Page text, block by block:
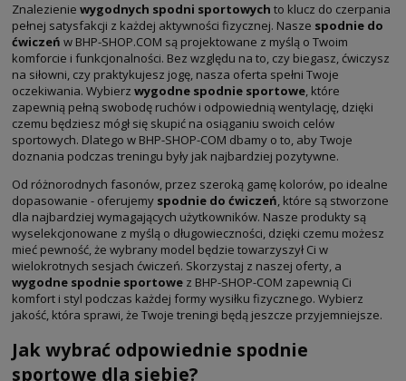
Znalezienie wygodnych spodni sportowych to klucz do czerpania
pełnej satysfakcji z każdej aktywności fizycznej. Nasze spodnie do
ćwiczeń w BHP-SHOP.COM są projektowane z myślą o Twoim
komforcie i funkcjonalności. Bez względu na to, czy biegasz, ćwiczysz
na siłowni, czy praktykujesz jogę, nasza oferta spełni Twoje
oczekiwania. Wybierz wygodne spodnie sportowe, które
zapewnią pełną swobodę ruchów i odpowiednią wentylację, dzięki
czemu będziesz mógł się skupić na osiąganiu swoich celów
sportowych. Dlatego w BHP-SHOP-COM dbamy o to, aby Twoje
doznania podczas treningu były jak najbardziej pozytywne.
Od różnorodnych fasonów, przez szeroką gamę kolorów, po idealne
dopasowanie - oferujemy spodnie do ćwiczeń, które są stworzone
dla najbardziej wymagających użytkowników. Nasze produkty są
wyselekcjonowane z myślą o długowieczności, dzięki czemu możesz
mieć pewność, że wybrany model będzie towarzyszył Ci w
wielokrotnych sesjach ćwiczeń. Skorzystaj z naszej oferty, a
wygodne spodnie sportowe z BHP-SHOP-COM zapewnią Ci
komfort i styl podczas każdej formy wysiłku fizycznego. Wybierz
jakość, która sprawi, że Twoje treningi będą jeszcze przyjemniejsze.
Jak wybrać odpowiednie spodnie
sportowe dla siebie?